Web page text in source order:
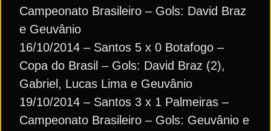
Campeonato Brasileiro – Gols: David Braz
e Geuvânio
16/10/2014 – Santos 5 x 0 Botafogo –
Copa do Brasil – Gols: David Braz (2),
Gabriel, Lucas Lima e Geuvânio
19/10/2014 – Santos 3 x 1 Palmeiras –
Campeonato Brasileiro – Gols: Geuvânio e